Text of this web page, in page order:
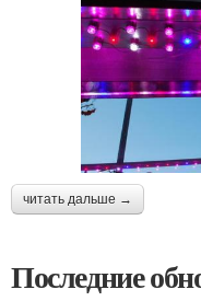
читать дальше →
Последние